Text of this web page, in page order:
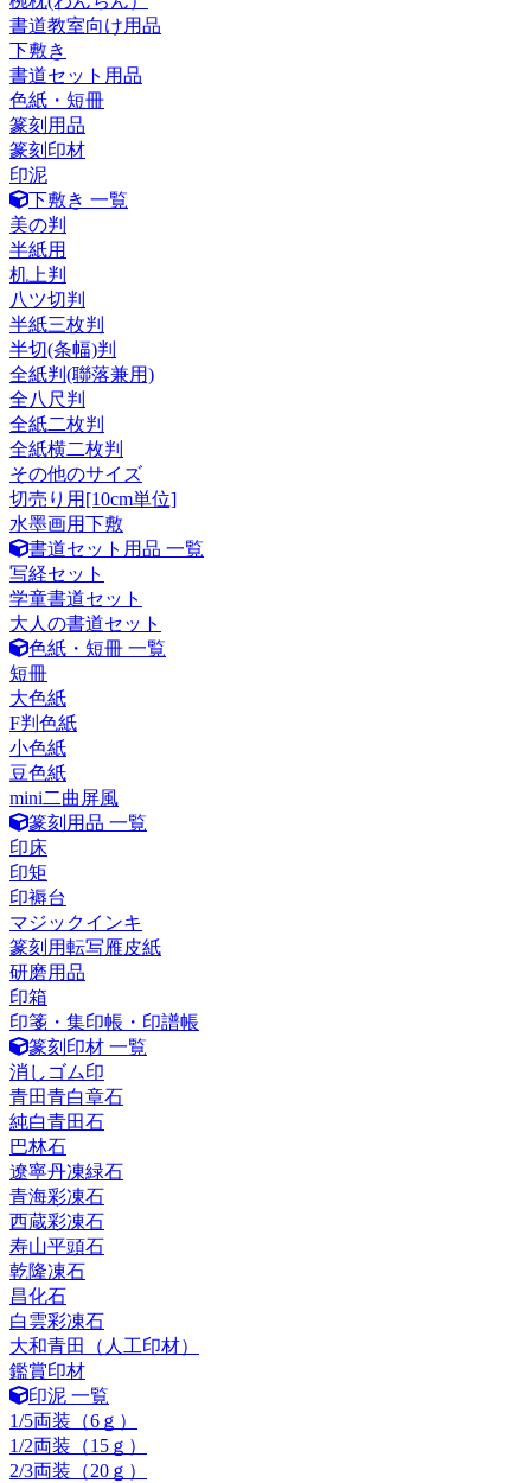
書道教室向け用品
下敷き
書道セット用品
色紙・短冊
篆刻用品
篆刻印材
印泥
下敷き 一覧
美の判
半紙用
机上判
八ツ切判
半紙三枚判
半切(条幅)判
全紙判(聯落兼用)
全八尺判
全紙二枚判
全紙横二枚判
その他のサイズ
切売り用[10cm単位]
水墨画用下敷
書道セット用品 一覧
写経セット
学童書道セット
大人の書道セット
色紙・短冊 一覧
短冊
大色紙
F判色紙
小色紙
豆色紙
mini二曲屏風
篆刻用品 一覧
印床
印矩
印褥台
マジックインキ
篆刻用転写雁皮紙
研磨用品
印箱
印箋・集印帳・印譜帳
篆刻印材 一覧
消しゴム印
青田青白章石
純白青田石
巴林石
遼寧丹凍緑石
青海彩凍石
西蔵彩凍石
寿山平頭石
乾隆凍石
昌化石
白雲彩凍石
大和青田（人工印材）
鑑賞印材
印泥 一覧
1/5両装（6ｇ）
1/2両装（15ｇ）
2/3両装（20ｇ）